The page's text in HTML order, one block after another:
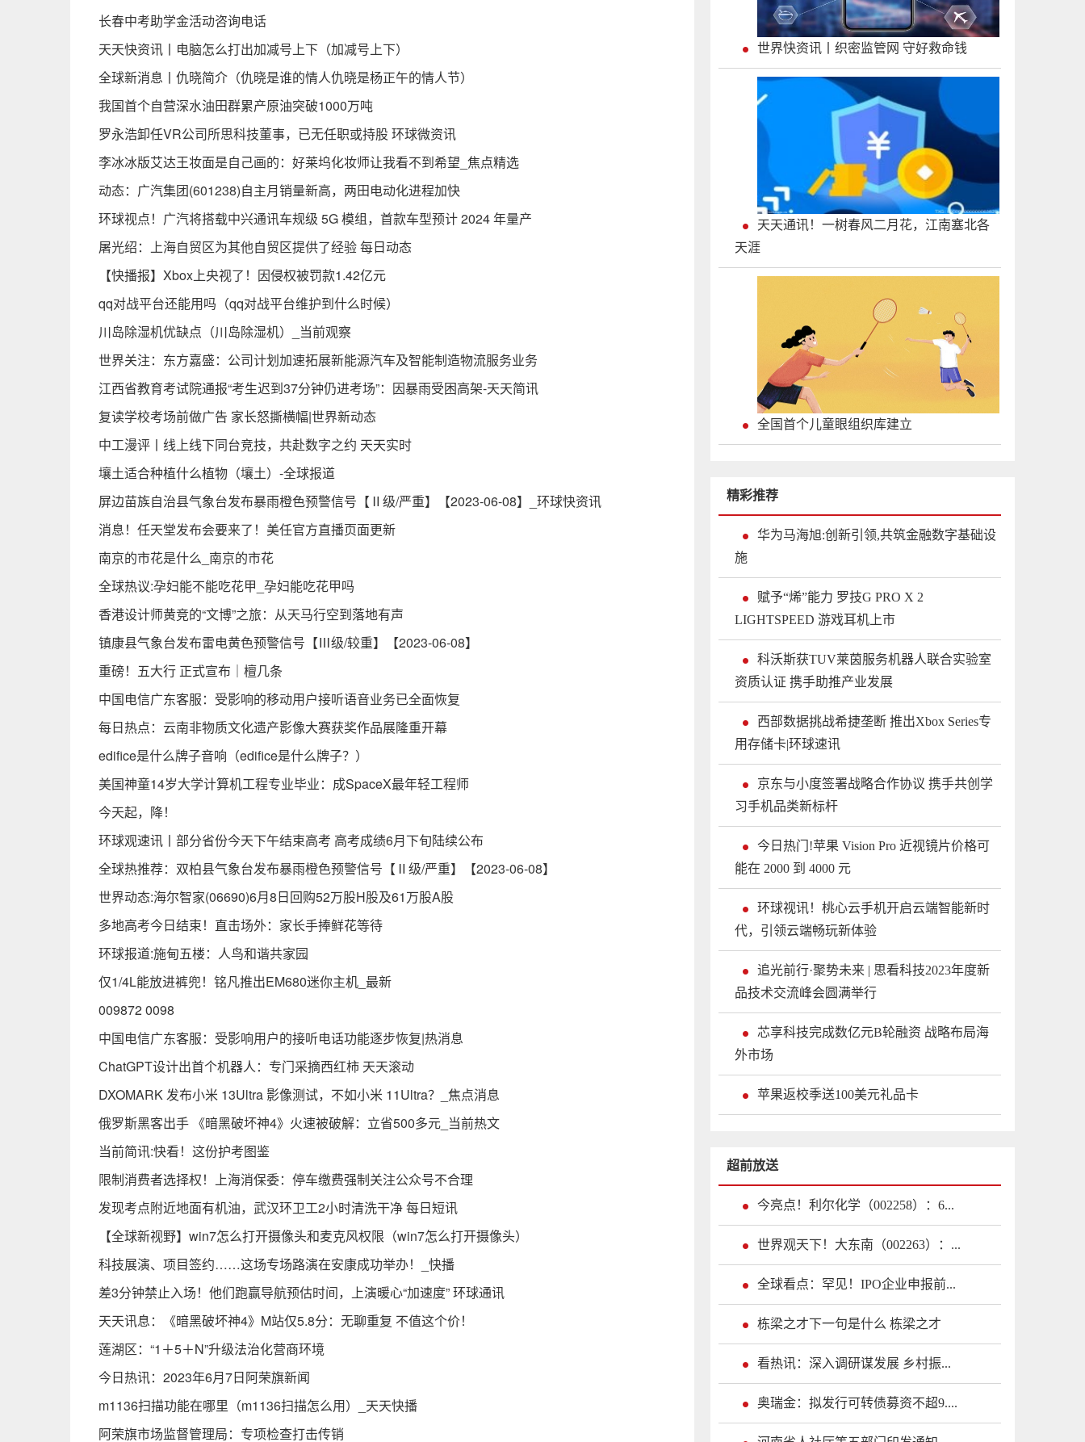
长春中考助学金活动咨询电话
天天快资讯丨电脑怎么打出加减号上下（加减号上下）
全球新消息丨仇晓简介（仇晓是谁的情人仇晓是杨正午的情人节）
我国首个自营深水油田群累产原油突破1000万吨
罗永浩卸任VR公司所思科技董事，已无任职或持股 环球微资讯
李冰冰版艾达王妆面是自己画的：好莱坞化妆师让我看不到希望_焦点精选
动态：广汽集团(601238)自主月销量新高，两田电动化进程加快
环球视点！广汽将搭载中兴通讯车规级 5G 模组，首款车型预计 2024 年量产
屠光绍：上海自贸区为其他自贸区提供了经验 每日动态
【快播报】Xbox上央视了！因侵权被罚款1.42亿元
qq对战平台还能用吗（qq对战平台维护到什么时候）
川岛除湿机优缺点（川岛除湿机）_当前观察
世界关注：东方嘉盛：公司计划加速拓展新能源汽车及智能制造物流服务业务
江西省教育考试院通报“考生迟到37分钟仍进考场”：因暴雨受困高架-天天简讯
复读学校考场前做广告 家长怒撕横幅|世界新动态
中工漫评丨线上线下同台竞技，共赴数字之约 天天实时
壤土适合种植什么植物（壤土）-全球报道
屏边苗族自治县气象台发布暴雨橙色预警信号【Ⅱ级/严重】【2023-06-08】_环球快资讯
消息！任天堂发布会要来了！美任官方直播页面更新
南京的市花是什么_南京的市花
全球热议:孕妇能不能吃花甲_孕妇能吃花甲吗
香港设计师黄竞的“文博”之旅：从天马行空到落地有声
镇康县气象台发布雷电黄色预警信号【Ⅲ级/较重】【2023-06-08】
重磅！五大行 正式宣布｜檀几条
中国电信广东客服：受影响的移动用户接听语音业务已全面恢复
每日热点：云南非物质文化遗产影像大赛获奖作品展隆重开幕
edifice是什么牌子音响（edifice是什么牌子？）
美国神童14岁大学计算机工程专业毕业：成SpaceX最年轻工程师
今天起，降！
环球观速讯丨部分省份今天下午结束高考 高考成绩6月下旬陆续公布
全球热推荐：双柏县气象台发布暴雨橙色预警信号【Ⅱ级/严重】【2023-06-08】
世界动态:海尔智家(06690)6月8日回购52万股H股及61万股A股
多地高考今日结束！直击场外：家长手捧鲜花等待
环球报道:施甸五楼：人鸟和谐共家园
仅1/4L能放进裤兜！铭凡推出EM680迷你主机_最新
009872 0098
中国电信广东客服：受影响用户的接听电话功能逐步恢复|热消息
ChatGPT设计出首个机器人：专门采摘西红柿 天天滚动
DXOMARK 发布小米 13Ultra 影像测试，不如小米 11Ultra？_焦点消息
俄罗斯黑客出手 《暗黑破坏神4》火速被破解：立省500多元_当前热文
当前简讯:快看！这份护考图鉴
限制消费者选择权！上海消保委：停车缴费强制关注公众号不合理
发现考点附近地面有机油，武汉环卫工2小时清洗干净 每日短讯
【全球新视野】win7怎么打开摄像头和麦克风权限（win7怎么打开摄像头）
科技展演、项目签约……这场专场路演在安康成功举办！_快播
差3分钟禁止入场！他们跑赢导航预估时间，上演暖心“加速度” 环球通讯
天天讯息：《暗黑破坏神4》M站仅5.8分：无聊重复 不值这个价！
莲湖区：“1＋5＋N”升级法治化营商环境
今日热讯：2023年6月7日阿荣旗新闻
m1136扫描功能在哪里（m1136扫描怎么用）_天天快播
阿荣旗市场监督管理局：专项检查打击传销
世界快资讯丨织密监管网 守好救命钱
天天通讯！一树春风二月花，江南塞北各
天涯
全国首个儿童眼组织库建立
精彩推荐
华为马海旭:创新引领,共筑金融数字基础设
施
赋予“烯”能力 罗技G PRO X 2
LIGHTSPEED 游戏耳机上市
科沃斯获TUV莱茵服务机器人联合实验室
资质认证 携手助推产业发展
西部数据挑战希捷垄断 推出Xbox Series专
用存储卡|环球速讯
京东与小度签署战略合作协议 携手共创学
习手机品类新标杆
今日热门!苹果 Vision Pro 近视镜片价格可
能在 2000 到 4000 元
环球视讯！桃心云手机开启云端智能新时
代，引领云端畅玩新体验
追光前行·聚势未来 | 思看科技2023年度新
品技术交流峰会圆满举行
芯享科技完成数亿元B轮融资 战略布局海
外市场
苹果返校季送100美元礼品卡
超前放送
今亮点！利尔化学（002258）：6...
世界观天下！大东南（002263）：...
全球看点：罕见！IPO企业申报前...
栋梁之才下一句是什么 栋梁之才
看热讯：深入调研谋发展 乡村振...
奥瑞金：拟发行可转债募资不超9....